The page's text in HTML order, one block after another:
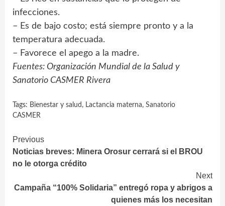
infecciones.
– Es de bajo costo; está siempre pronto y a la
temperatura adecuada.
– Favorece el apego a la madre.
Fuentes: Organización Mundial de la Salud y
Sanatorio CASMER Rivera
Tags: Bienestar y salud , Lactancia materna, Sanatorio
CASMER
Continue
Reading
Previous
Noticias breves: Minera Orosur cerrará si el BROU
no le otorga crédito
Next
Campaña “100% Solidaria” entregó ropa y abrigos a
quienes más los necesitan